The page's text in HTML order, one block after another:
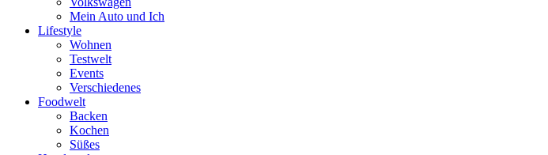
Mein Auto und Ich
Lifestyle
Wohnen
Testwelt
Events
Verschiedenes
Foodwelt
Backen
Kochen
Süßes